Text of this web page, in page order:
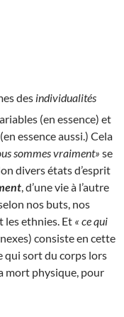
des individualités
(en essence) et
essence aussi.) Cela
sommes vraiment» se
divers états d’esprit
, d’une vie à l’autre
nos buts, nos
les ethnies. Et « ce qui
consiste en cette
qui sort du corps lors
mort physique, pour